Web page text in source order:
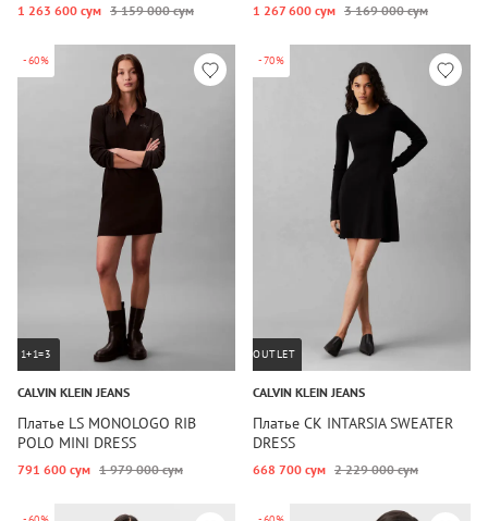
1 263 600 сум 3 159 000 сум 1 267 600 сум 3 169 000 сум
-60%
1+1=3
CALVIN KLEIN JEANS
Платье LS MONOLOGO RIB
POLO MINI DRESS
791 600 сум 1 979 000 сум
-70%
OUTLET
CALVIN KLEIN JEANS
Платье CK INTARSIA SWEATER
DRESS
668 700 сум 2 229 000 сум